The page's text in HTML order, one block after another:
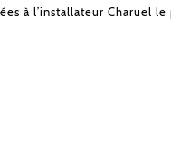
à l’installateur Charuel